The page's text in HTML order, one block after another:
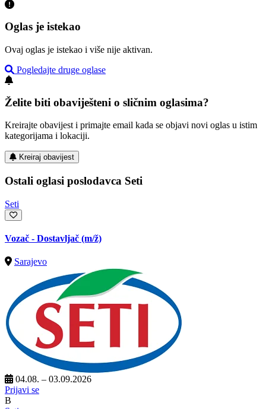
Oglas je istekao
Ovaj oglas je istekao i više nije aktivan.
Pogledajte druge oglase
Želite biti obaviješteni o sličnim oglasima?
Kreirajte obavijest i primajte email kada se objavi novi oglas u istim
kategorijama i lokaciji.
Kreiraj obavijest
Ostali oglasi poslodavca Seti
Seti
Vozač - Dostavljač (m/ž)
Sarajevo
04.08. – 03.09.2026
Prijavi se
B